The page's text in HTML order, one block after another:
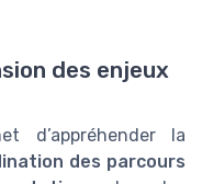
des enjeux
d’appréhender la
des parcours